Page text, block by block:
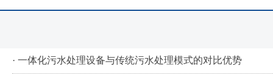
· 一体化污水处理设备与传统污水处理模式的对比优势